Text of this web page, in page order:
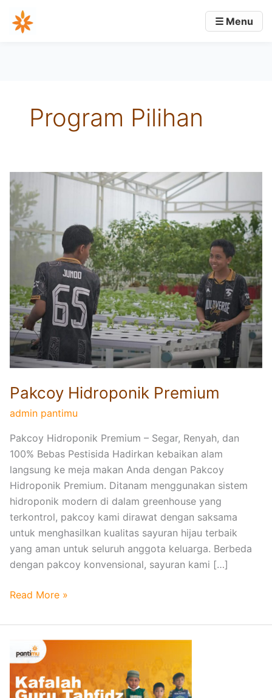
☰ Menu
Program Pilihan
Pakcoy Hidroponik Premium
admin pantimu
Pakcoy Hidroponik Premium – Segar, Renyah, dan
100% Bebas Pestisida Hadirkan kebaikan alam
langsung ke meja makan Anda dengan Pakcoy
Hidroponik Premium. Ditanam menggunakan sistem
hidroponik modern di dalam greenhouse yang
terkontrol, pakcoy kami dirawat dengan saksama
untuk menghasilkan kualitas sayuran hijau terbaik
yang aman untuk seluruh anggota keluarga. Berbeda
dengan pakcoy konvensional, sayuran kami […]
P
a
k
o
i
d
r
o
p
o
n
i
k
P
r
e
m
i
u
Read More »
a